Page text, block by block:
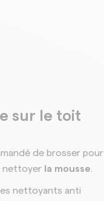
sur le toit
de brosser pour
nettoyer la mousse
nettoyants anti